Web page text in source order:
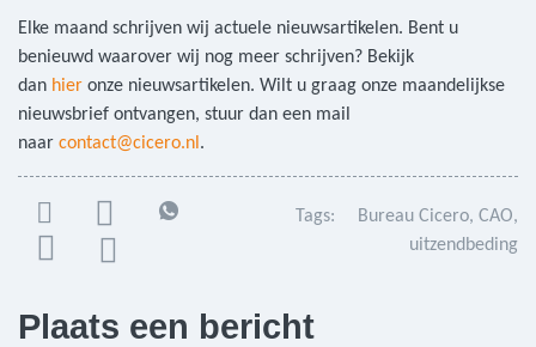
Elke maand schrijven wij actuele nieuwsartikelen. Bent u
benieuwd waarover wij nog meer schrijven? Bekijk
dan hier onze nieuwsartikelen. Wilt u graag onze maandelijkse
nieuwsbrief ontvangen, stuur dan een mail
naar contact@cicero.nl .
Tags: Bureau Cicero CAO
uitzendbeding
Plaats een bericht